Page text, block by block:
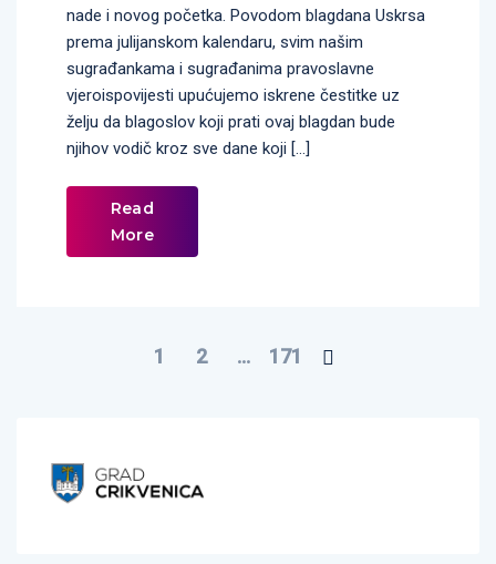
nade i novog početka. Povodom blagdana Uskrsa
prema julijanskom kalendaru, svim našim
sugrađankama i sugrađanima pravoslavne
vjeroispovijesti upućujemo iskrene čestitke uz
želju da blagoslov koji prati ovaj blagdan bude
njihov vodič kroz sve dane koji […]
Read
More
1 2 … 171